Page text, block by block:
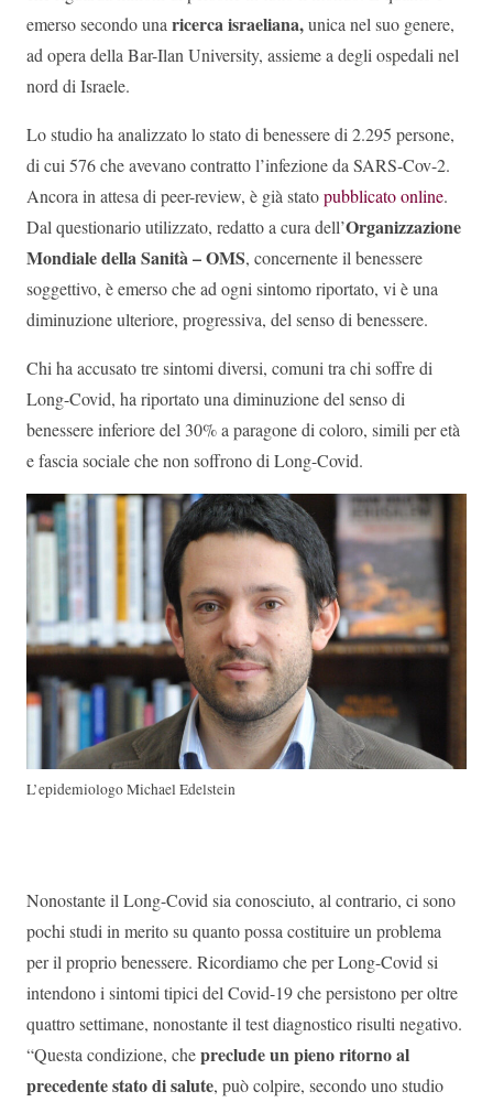
emerso secondo unaricerca israeliana,unica nel suo genere,
ad opera della Bar-Ilan University, assieme a degli ospedali nel
nord di Israele.
Lo studio ha analizzato lo stato di benessere di 2.295 persone,
di cui 576 che avevano contratto l’infezione da SARS-Cov-2.
Ancora in attesa di peer-review, è già statopubblicato online.
Dal questionario utilizzato, redatto a cura dell’Organizzazione
Mondiale della Sanità – OMS, concernente il benessere
soggettivo, è emerso che ad ogni sintomo riportato, vi è una
diminuzione ulteriore, progressiva, del senso di benessere.
Chi ha accusato tre sintomi diversi, comuni tra chi soffre di
Long-Covid, ha riportato una diminuzione del senso di
benessere inferiore del 30% a paragone di coloro, simili per età
e fascia sociale che non soffrono di Long-Covid.
L’epidemiologo Michael Edelstein
Nonostante il Long-Covid sia conosciuto, al contrario, ci sono
pochi studi in merito su quanto possa costituire un problema
per il proprio benessere. Ricordiamo che per Long-Covid si
intendono i sintomi tipici del Covid-19 che persistono per oltre
quattro settimane, nonostante il test diagnostico risulti negativo.
“Questa condizione, chepreclude un pieno ritorno al
precedente stato di salute, può colpire, secondo uno studio